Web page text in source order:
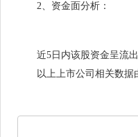
2、资金面分析：
近5日内该股资金呈流出
以上上市公司相关数据由